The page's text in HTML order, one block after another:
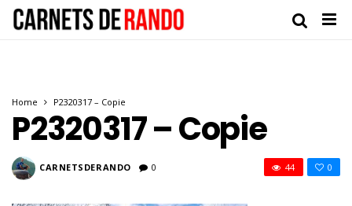
Home P2320317 – Copie
P2320317 – Copie
CARNETSDERANDO 0 0
44